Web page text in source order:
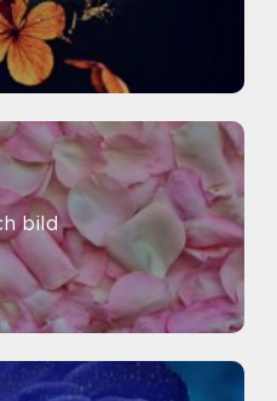
bild